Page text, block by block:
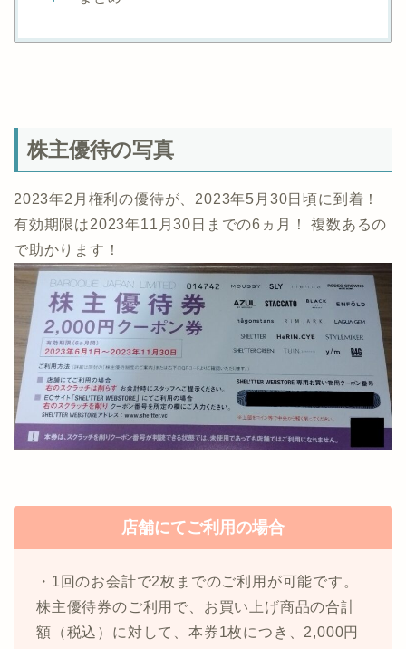
株主優待の写真
2023年2月権利の優待が、2023年5月30日頃に到着！
有効期限は2023年11月30日までの6ヵ月！ 複数あるの
で助かります！
店舗にてご利用の場合
・1回のお会計で2枚までのご利用が可能です。
株主優待券のご利用で、お買い上げ商品の合計
額（税込）に対して、本券1枚につき、2,000円